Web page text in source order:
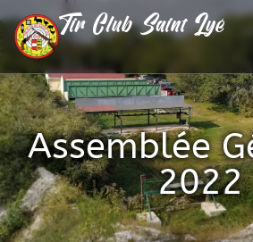
Tir Club Saint Lyé
Assemblée
2022